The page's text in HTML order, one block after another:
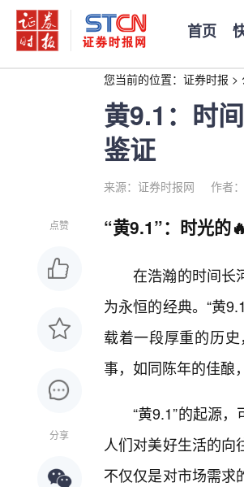
首页
您当前的位置： 证券时报 >
黄9.1：时
鉴证
来源：证券时报网 作者
点赞
分享
“黄9.1”：时光的
在浩瀚的时间长
为永恒的经典。“黄
载着一段厚重的历
事，如同陈年的佳酿
“黄9.1”的起源
人们对美好生活的向
不仅仅是对市场需求